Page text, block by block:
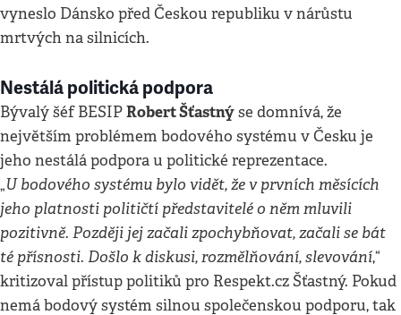
vyneslo Dánsko před Českou republiku v nárůstu
mrtvých na silnicích.
Nestálá politická podpora
Bývalý šéf BESIPRobert Šťastnýse domnívá, že
největším problémem bodového systému v Česku je
jeho nestálá podpora u politické reprezentace.
„U bodového systému bylo vidět, že v prvních měsících
jeho platnosti političtí představitelé o něm mluvili
pozitivně. Později jej začali zpochybňovat, začali se bát
té přísnosti. Došlo k diskusi, rozmělňování, slevování,“
kritizoval přístup politiků pro Respekt.cz Šťastný. Pokud
nemá bodový systém silnou společenskou podporu, tak